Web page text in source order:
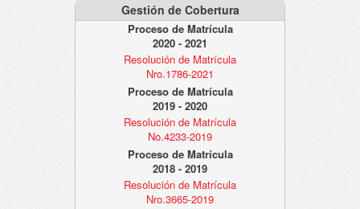
Gestión de Cobertura
Proceso de Matrícula
2020 - 2021
Resolución de Matrícula
Nro.1786-2021
Proceso de Matrícula
2019 - 2020
Resolución de Matrícula
No.4233-2019
Proceso de Matrícula
2018 - 2019
Resolución de Matrícula
Nro.3665-2019